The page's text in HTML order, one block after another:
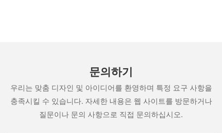
문의하기
우리는 맞춤 디자인 및 아이디어를 환영하며 특정 요구 사항을
충족시킬 수 있습니다. 자세한 내용은 웹 사이트를 방문하거나
질문이나 문의 사항으로 직접 문의하십시오.